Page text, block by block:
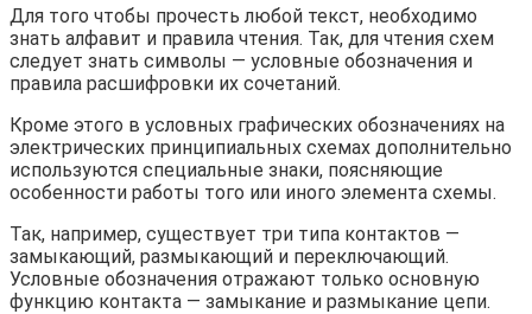
Для того чтобы прочесть любой текст, необходимо
знать алфавит и правила чтения. Так, для чтения схем
следует знать символы — условные обозначения и
правила расшифровки их сочетаний.
Кроме этого в условных графических обозначениях на
электрических принципиальных схемах дополнительно
используются специальные знаки, поясняющие
особенности работы того или иного элемента схемы.
Так, например, существует три типа контактов —
замыкающий, размыкающий и переключающий.
Условные обозначения отражают только основную
функцию контакта — замыкание и размыкание цепи.